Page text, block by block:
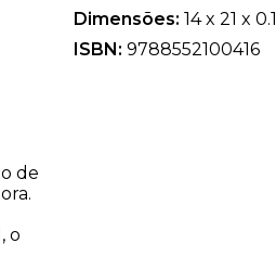
de
o
Dimensões: 14 x 21 x 0.1
ISBN: 9788552100416